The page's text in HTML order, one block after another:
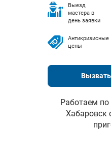
Выезд
мастера в
день заявки
Антикризисные
цены
Работаем по
Хабаровск